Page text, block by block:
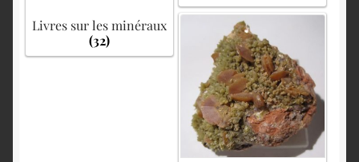
Livres sur les minéraux
(32)